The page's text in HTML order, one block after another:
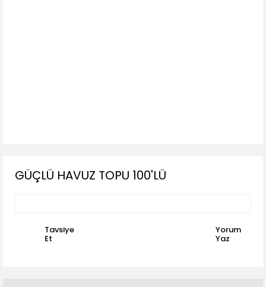
GÜÇLÜ HAVUZ TOPU 100'LÜ
Tavsiye
Et
Yorum
Yaz